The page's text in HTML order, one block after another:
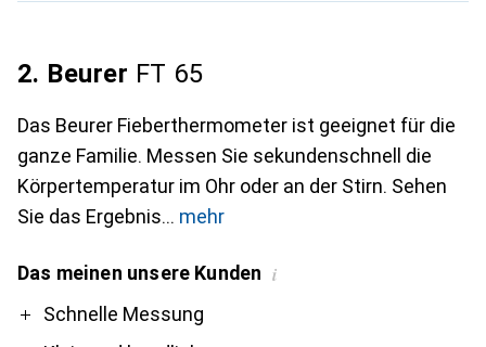
2. Beurer FT 65
Das Beurer Fieberthermometer ist geeignet für die
ganze Familie. Messen Sie sekundenschnell die
Körpertemperatur im Ohr oder an der Stirn. Sehen
Sie das Ergebnis
mehr
Das meinen unsere Kunden i
ProSchnelle Messung
Contra